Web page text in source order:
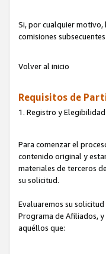
Si, por cualquier motivo,
comisiones
Volver al inicio
Requisitos de
1. Registro y Elegibilidad
Para comenzar el
contenido original y
materiales de terceros
su solicitud.
Evaluaremos su
Programa de Afiliados,
aquéllos que: